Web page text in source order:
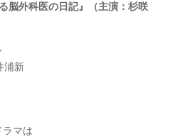
脳外科医の日記』（主演：杉咲
浦新
マは